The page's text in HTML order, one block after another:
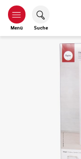
Menü Suche